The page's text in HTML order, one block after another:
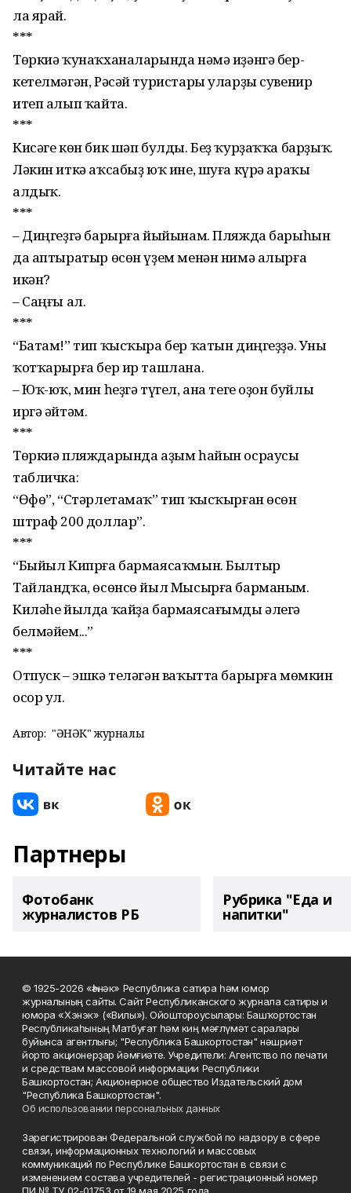
ла ярай.
***
Төркиә ҡунаҡханаларында нәмә иҙәнгә бер­
кетелмәгән, Рәсәй туристары уларҙы сувенир
итеп алып ҡайта.
***
Кисәге көн бик шәп булды. Беҙ ҡурҙаҡҡа барҙыҡ.
Ләкин иткә аҡсабыҙ юҡ ине, шуға кү­рә араҡы
алдыҡ.
***
– Диңгеҙгә барырға йыйынам. Пляжда барыһын
да аптыратыр өсөн үҙем менән нимә алырға
икән?
– Саңғы ал.
***
“Батам!” тип ҡысҡыра бер ҡатын диңгеҙҙә. Уны
ҡотҡа­рырға бер ир ташлана.
– Юҡ-юҡ, мин һеҙгә түгел, ана теге оҙон буйлы
иргә әйтәм.
***
Төркиә пляждарында аҙым һайын осраусы
табличка:
“Өфө”, “Стәрлетамаҡ” тип ҡысҡырған өсөн
штраф 200 доллар”.
***
“Быйыл Кипрға бармаясаҡ­мын. Былтыр
Тайландҡа, өсөнсө йыл Мысырға барманым.
Киләһе йылда ҡайҙа бармаясағымды әлегә
белмә­йем...”
***
Отпуск – эшкә теләгән ва­ҡытта барырға мөмкин
осор ул.
Автор: "ҺӘНӘК" журналы
Читайте нас
Партнеры
Фотобанк
журналистов РБ
Рубрика "Еда и
напитки"
© 1925-2026 «Һәнәк» Республика сатира һәм юмор
журналының сайты. Сайт Республиканского журнала сатиры и
юмора «Хэнэк» («Вилы»). Ойоштороусылары: Башҡортостан
Республикаһының Матбуғат һәм киң мәғлүмәт саралары
буйынса агентлығы; "Республика Башкортостан" нәшриәт
йорто акционерҙар йәмғиәте. Учредители: Агентство по печати
и средствам массовой информации Республики
Башкортостан; Акционерное общество Издательский дом
"Республика Башкортостан".
Об использовании персональных данных
Зарегистрирован Федеральной службой по надзору в сфере
связи, информационных технологий и массовых
коммуникаций по Республике Башкортостан в связи с
изменением состава учредителей - регистрационный номер